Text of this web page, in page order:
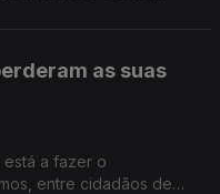
as suas
está a fazer o
entre cidadãos de